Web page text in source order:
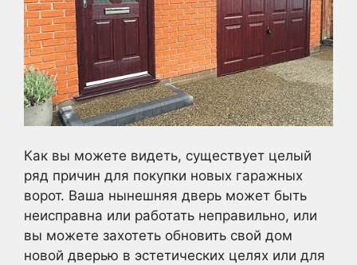
Как вы можете видеть, существует целый
ряд причин для покупки новых гаражных
ворот. Ваша нынешняя дверь может быть
неисправна или работать неправильно, или
вы можете захотеть обновить свой дом
новой дверью в эстетических целях или для